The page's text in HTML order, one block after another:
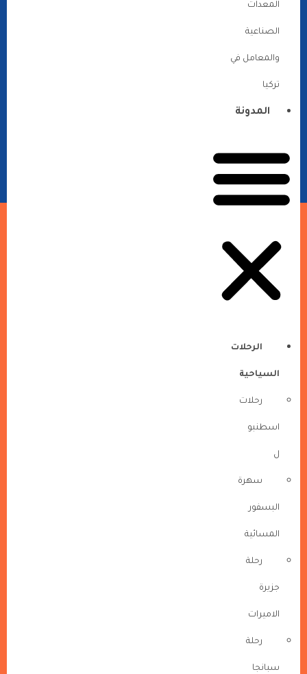
المعدات
الصناعية
والمعامل في
تركيا
المدونة
الرحلات
السياحية
رحلات
اسطنبو
ل
سهرة
البسفور
المسائية
رحلة
جزيرة
الاميرات
رحلة
سبانجا